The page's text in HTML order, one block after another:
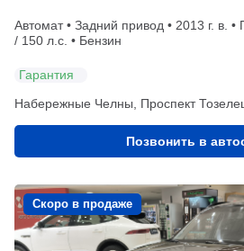
Автомат • Задний привод • 2013 г. в. •
/ 150 л.с. • Бензин
Гарантия
Набережные Челны, Проспект
Позвонить в
Скоро в продаже